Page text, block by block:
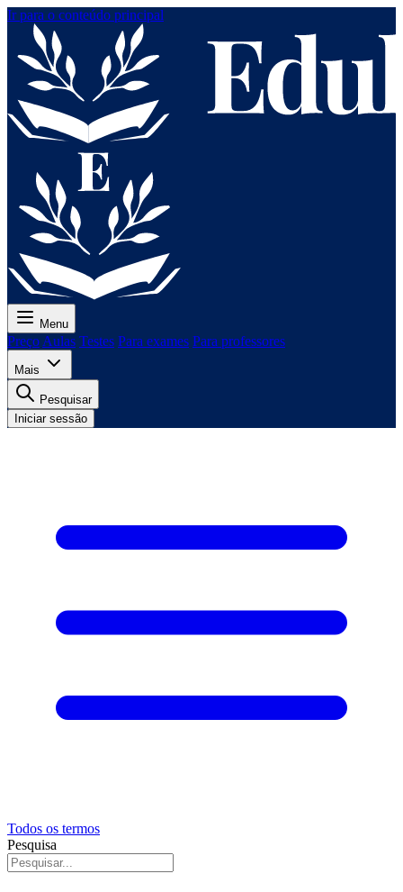
Ir para o conteúdo principal
Menu
Preço Aulas Testes Para exames Para professores
Mais
Pesquisar
Iniciar sessão
Todos os termos
Pesquisa